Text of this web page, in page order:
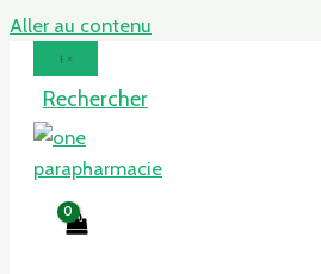
Aller au contenu
Rechercher